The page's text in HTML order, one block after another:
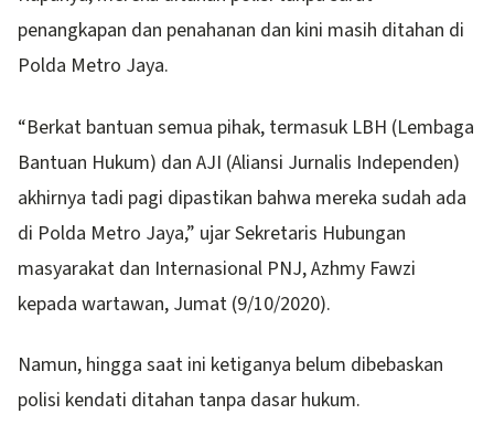
penangkapan dan penahanan dan kini masih ditahan di
Polda Metro Jaya.
“Berkat bantuan semua pihak, termasuk LBH (Lembaga
Bantuan Hukum) dan AJI (Aliansi Jurnalis Independen)
akhirnya tadi pagi dipastikan bahwa mereka sudah ada
di Polda Metro Jaya,” ujar Sekretaris Hubungan
masyarakat dan Internasional PNJ, Azhmy Fawzi
kepada wartawan, Jumat (9/10/2020).
Namun, hingga saat ini ketiganya belum dibebaskan
polisi kendati ditahan tanpa dasar hukum.